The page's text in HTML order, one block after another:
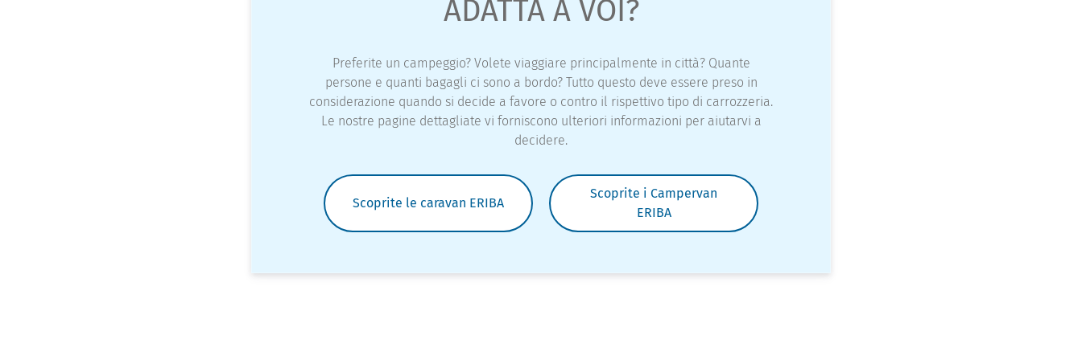
ADATTA A VOI?
Preferite un campeggio? Volete viaggiare principalmente in città? Quante
persone e quanti bagagli ci sono a bordo? Tutto questo deve essere preso in
considerazione quando si decide a favore o contro il rispettivo tipo di carrozzeria.
Le nostre pagine dettagliate vi forniscono ulteriori informazioni per aiutarvi a
decidere.
Scoprite le caravan ERIBA
Scoprite i Campervan
ERIBA